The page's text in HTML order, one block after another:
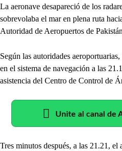
La aeronave desapareció de los
sobrevolaba el mar en plena ruta
Autoridad de Aeropuertos de
Según las autoridades
en el sistema de navegación a las
asistencia del Centro de Control de
Unite al canal de
Tres minutos después, a las 21.21,